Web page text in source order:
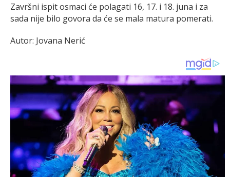
Završni ispit osmaci će polagati 16, 17. i 18. juna i za
sada nije bilo govora da će se mala matura pomerati.
Autor: Jovana Nerić